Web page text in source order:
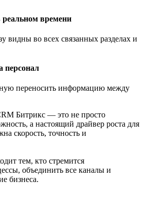
времени
видны во всех связанных разделах и
персонал
переносить информацию между
Битрикс — это не просто
а настоящий драйвер роста для
скорость, точность и
тем, кто стремится
объединить все каналы и
бизнеса.